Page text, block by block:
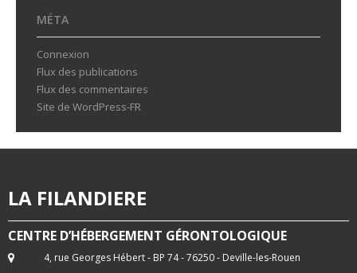
MÉTA
Connexion
Flux des publications
Flux des commentaires
Site de WordPress-FR
LA FILANDIERE
CENTRE D’HÉBERGEMENT GÉRONTOLOGIQUE
4, rue Georges Hébert - BP 74 - 76250 - Deville-les-Rouen